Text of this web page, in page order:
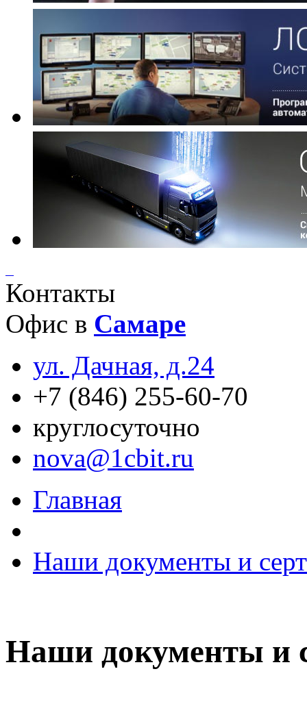
Контакты
Офис в Самаре
ул. Дачная, д.24
+7 (846) 255-60-70
круглосуточно
nova@1cbit.ru
Главная
Наши документы и
Наши документы и